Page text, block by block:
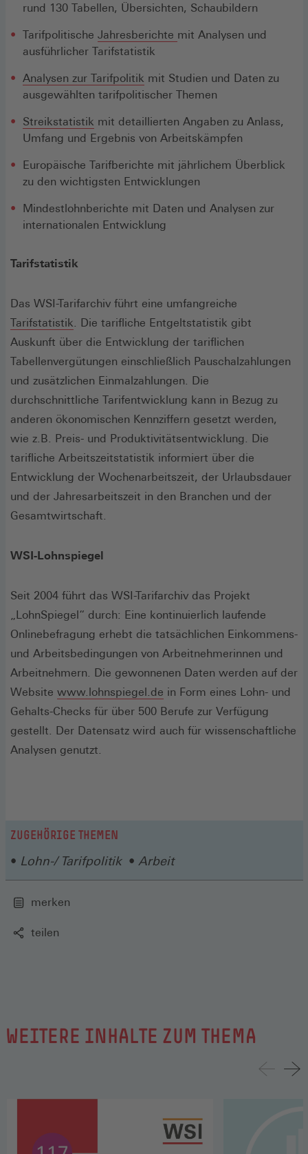
rund 130 Tabellen, Übersichten, Schaubildern
Tarifpolitische Jahresberichte mit Analysen und
ausführlicher Tarifstatistik
Analysen zur Tarifpolitik mit Studien und Daten zu
ausgewählten tarifpolitischer Themen
Streikstatistik mit detaillierten Angaben zu Anlass,
Umfang und Ergebnis von Arbeitskämpfen
Europäische Tarifberichte mit jährlichem Überblick
zu den wichtigsten Entwicklungen
Mindestlohnberichte mit Daten und Analysen zur
internationalen Entwicklung
Tarifstatistik
Das WSI-Tarifarchiv führt eine umfangreiche
Tarifstatistik
. Die tarifliche Entgeltstatistik gibt
Auskunft über die Entwicklung der tariflichen
Tabellenvergütungen einschließlich Pauschalzahlungen
und zusätzlichen Einmalzahlungen. Die
durchschnittliche Tarifentwicklung kann in Bezug zu
anderen ökonomischen Kennziffern gesetzt werden,
wie z.B. Preis- und Produktivitätsentwicklung. Die
tarifliche Arbeitszeitstatistik informiert über die
Entwicklung der Wochenarbeitszeit, der Urlaubsdauer
und der Jahresarbeitszeit in den Branchen und der
Gesamtwirtschaft.
WSI-Lohnspiegel
Seit 2004 führt das WSI-Tarifarchiv das Projekt
„LohnSpiegel“ durch: Eine kontinuierlich laufende
Onlinebefragung erhebt die tatsächlichen Einkommens-
und Arbeitsbedingungen von Arbeitnehmerinnen und
Arbeitnehmern. Die gewonnenen Daten werden auf der
Website www.lohnspiegel.de in Form eines Lohn- und
Gehalts-Checks für über 500 Berufe zur Verfügung
gestellt. Der Datensatz wird auch für wissenschaftliche
Analysen genutzt.
ZUGEHÖRIGE THEMEN
Lohn-/ Tarifpolitik Arbeit
merken
teilen
WEITERE INHALTE ZUM THEMA